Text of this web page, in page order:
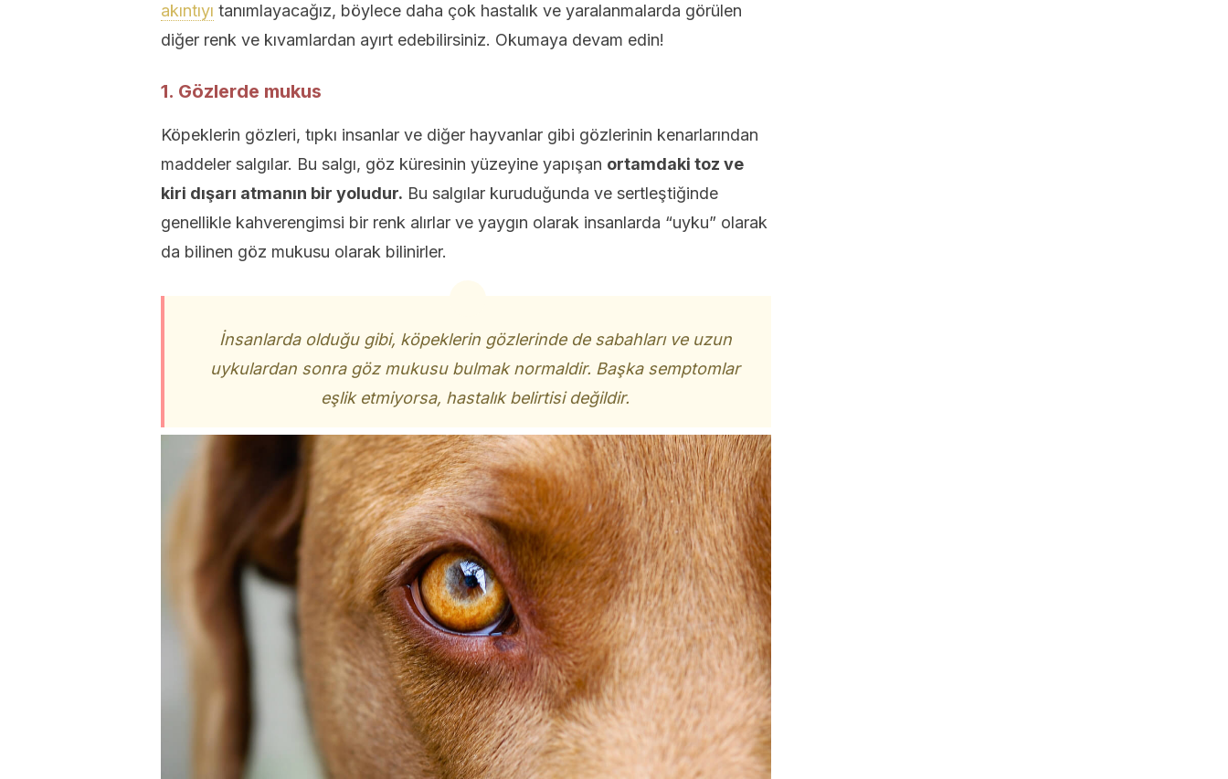
akıntıyı tanımlayacağız, böylece daha çok hastalık ve yaralanmalarda görülen
diğer renk ve kıvamlardan ayırt edebilirsiniz. Okumaya devam edin!
1. Gözlerde mukus
Köpeklerin gözleri, tıpkı insanlar ve diğer hayvanlar gibi gözlerinin kenarlarından
maddeler salgılar. Bu salgı, göz küresinin yüzeyine yapışan ortamdaki toz ve
kiri dışarı atmanın bir yoludur. Bu salgılar kuruduğunda ve sertleştiğinde
genellikle kahverengimsi bir renk alırlar ve yaygın olarak insanlarda “uyku” olarak
da bilinen göz mukusu olarak bilinirler.
İnsanlarda olduğu gibi, köpeklerin gözlerinde de sabahları ve uzun
uykulardan sonra göz mukusu bulmak normaldir. Başka semptomlar
eşlik etmiyorsa, hastalık belirtisi değildir.